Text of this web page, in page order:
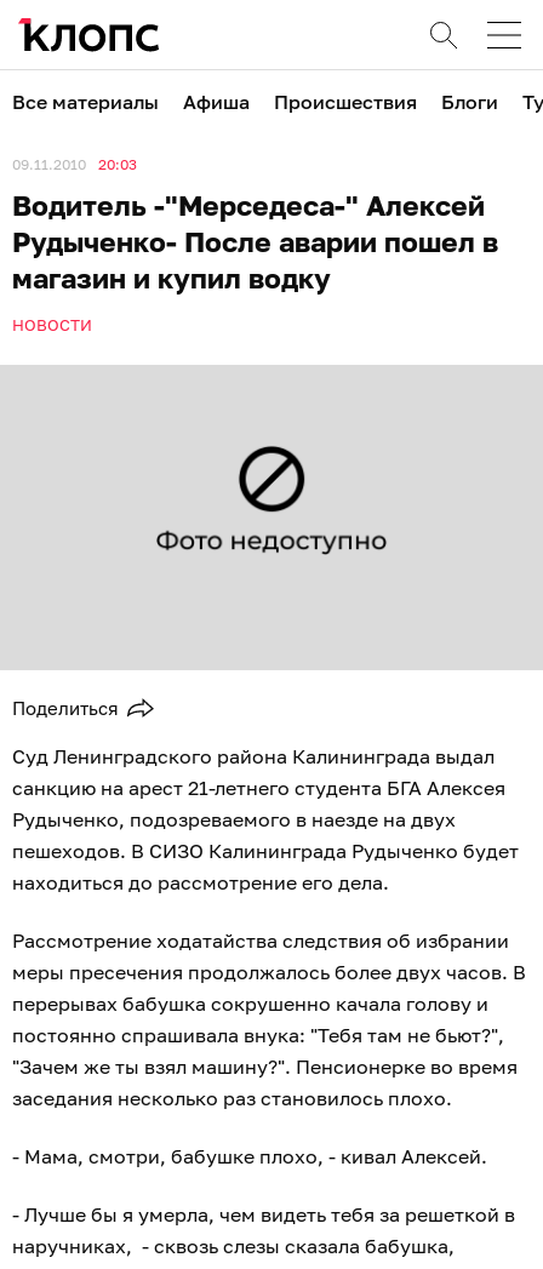
Все материалы Афиша Происшествия Блоги
09.11.2010 20:03
Водитель -"Мерседеса-" Алексей
Рудыченко- После аварии пошел в
магазин и купил водку
НОВОСТИ
Поделиться
Суд Ленинградского района Калининграда выдал
санкцию на арест 21-летнего студента БГА Алексея
Рудыченко, подозреваемого в наезде на двух
пешеходов. В СИЗО Калининграда Рудыченко будет
находиться до рассмотрение его дела.
Рассмотрение ходатайства следствия об избрании
меры пресечения продолжалось более двух часов. В
перерывах бабушка сокрушенно качала голову и
постоянно спрашивала внука: "Тебя там не бьют?",
"Зачем же ты взял машину?". Пенсионерке во время
заседания несколько раз становилось плохо.
- Мама, смотри, бабушке плохо, - кивал Алексей.
- Лучше бы я умерла, чем видеть тебя за решеткой в
наручниках, - сквозь слезы сказала бабушка,